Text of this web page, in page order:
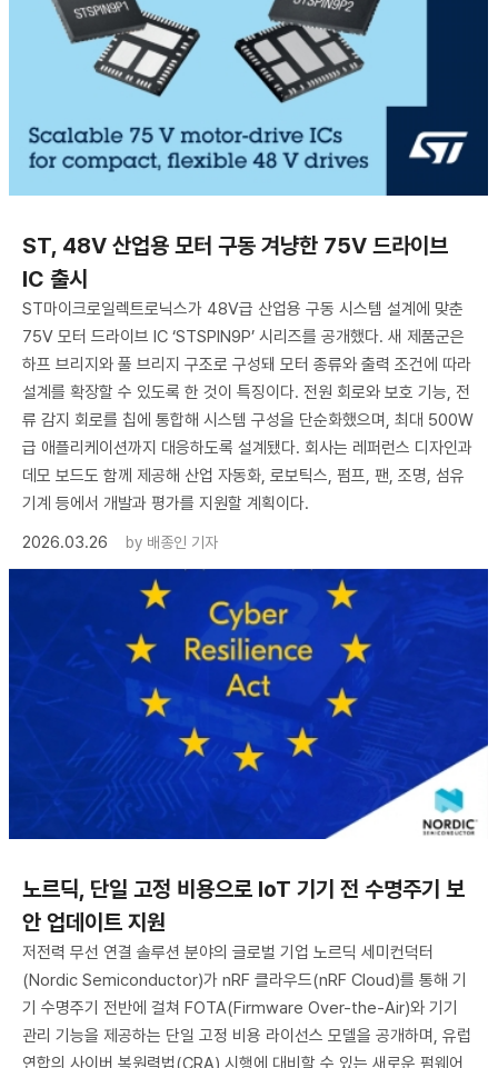
ST, 48V 산업용 모터 구동 겨냥한 75V 드라이브
IC 출시
ST마이크로일렉트로닉스가 48V급 산업용 구동 시스템 설계에 맞춘
75V 모터 드라이브 IC ‘STSPIN9P’ 시리즈를 공개했다. 새 제품군은
하프 브리지와 풀 브리지 구조로 구성돼 모터 종류와 출력 조건에 따라
설계를 확장할 수 있도록 한 것이 특징이다. 전원 회로와 보호 기능, 전
류 감지 회로를 칩에 통합해 시스템 구성을 단순화했으며, 최대 500W
급 애플리케이션까지 대응하도록 설계됐다. 회사는 레퍼런스 디자인과
데모 보드도 함께 제공해 산업 자동화, 로보틱스, 펌프, 팬, 조명, 섬유
기계 등에서 개발과 평가를 지원할 계획이다.
2026.03.26
by 배종인 기자
노르딕, 단일 고정 비용으로 IoT 기기 전 수명주기 보
안 업데이트 지원
저전력 무선 연결 솔루션 분야의 글로벌 기업 노르딕 세미컨덕터
(Nordic Semiconductor)가 nRF 클라우드(nRF Cloud)를 통해 기
기 수명주기 전반에 걸쳐 FOTA(Firmware Over-the-Air)와 기기
관리 기능을 제공하는 단일 고정 비용 라이선스 모델을 공개하며, 유럽
연합의 사이버 복원력법(CRA) 시행에 대비할 수 있는 새로운 펌웨어